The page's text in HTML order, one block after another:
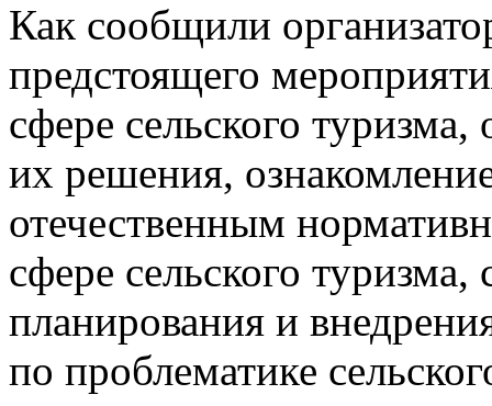
Как сообщили
предстоящего
сфере сельского
их решения,
отечественным
сфере сельского туризма,
планирования и
по проблематике